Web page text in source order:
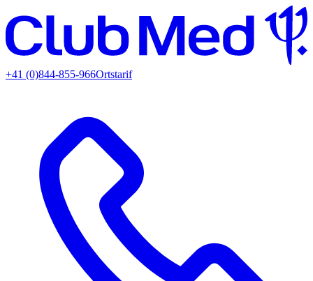
+41 (0)844-855-966Ortstarif